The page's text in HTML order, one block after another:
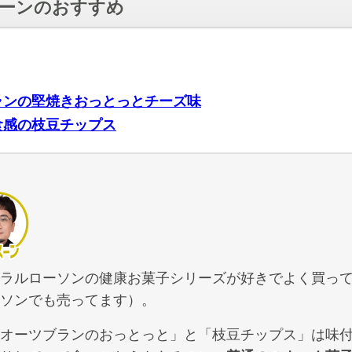
ンのおすすめ
の堅焼きおっとっとチーズ味
の枝豆チップス
ルローソンの健康お菓子シリーズが好きでよく買っ
ンでも売ってます）。
ーツブランのおっとっと」と「枝豆チップス」は味